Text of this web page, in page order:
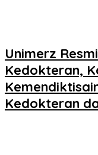
Unimerz
Kedokteran,
Kedokteran